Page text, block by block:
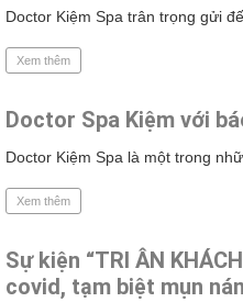
Doctor Kiệm Spa trân trọng gửi
Xem thêm
Doctor Spa Kiệm với
Doctor Kiệm Spa là một trong
Xem thêm
Sự kiện “TRI ÂN
covid, tạm biệt mụn